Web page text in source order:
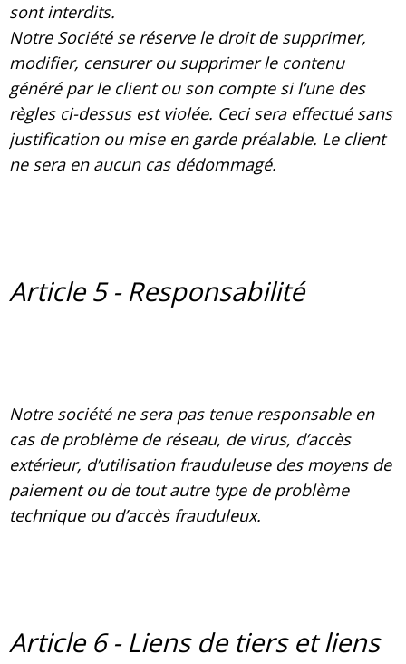
sont interdits.
Notre Société se réserve le droit de supprimer,
modifier, censurer ou supprimer le contenu
généré par le client ou son compte si l’une des
règles ci-dessus est violée. Ceci sera effectué sans
justification ou mise en garde préalable. Le client
ne sera en aucun cas dédommagé.
Article 5 - Responsabilité
Notre société ne sera pas tenue responsable en
cas de problème de réseau, de virus, d’accès
extérieur, d’utilisation frauduleuse des moyens de
paiement ou de tout autre type de problème
technique ou d’accès frauduleux.
Article 6 - Liens de tiers et liens